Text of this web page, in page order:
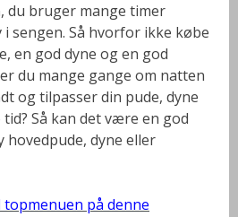
du bruger mange timer
sengen. Så hvorfor ikke købe
en god dyne og en god
du mange gange om natten
og tilpasser din pude, dyne
Så kan det være en god
hovedpude, dyne eller
på denne